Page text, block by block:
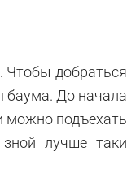
Чтобы добраться
До начала
можно подъехать
лучше таки